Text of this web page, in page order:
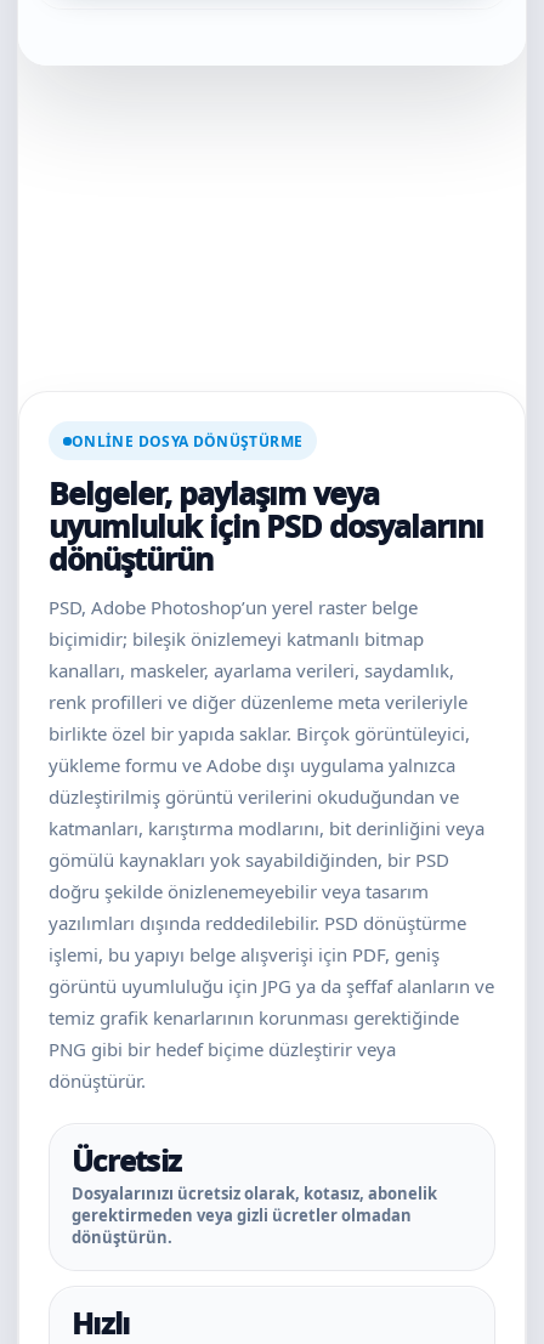
ONLINE DOSYA DÖNÜŞTÜRME
Belgeler, paylaşım veya
uyumluluk için PSD dosyalarını
dönüştürün
PSD, Adobe Photoshop’un yerel raster belge
biçimidir; bileşik önizlemeyi katmanlı bitmap
kanalları, maskeler, ayarlama verileri, saydamlık,
renk profilleri ve diğer düzenleme meta verileriyle
birlikte özel bir yapıda saklar. Birçok görüntüleyici,
yükleme formu ve Adobe dışı uygulama yalnızca
düzleştirilmiş görüntü verilerini okuduğundan ve
katmanları, karıştırma modlarını, bit derinliğini veya
gömülü kaynakları yok sayabildiğinden, bir PSD
doğru şekilde önizlenemeyebilir veya tasarım
yazılımları dışında reddedilebilir. PSD dönüştürme
işlemi, bu yapıyı belge alışverişi için PDF, geniş
görüntü uyumluluğu için JPG ya da şeffaf alanların ve
temiz grafik kenarlarının korunması gerektiğinde
PNG gibi bir hedef biçime düzleştirir veya
dönüştürür.
Ücretsiz
Dosyalarınızı ücretsiz olarak, kotasız, abonelik
gerektirmeden veya gizli ücretler olmadan
dönüştürün.
Hızlı